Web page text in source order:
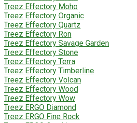
Treez Effectory Moho
Treez Effectory Organic
Treez Effectory Quartz
Treez Effectory Ron
Treez Effectory Savage Garden
Treez Effectory Stone
Treez Effectory Terra
Treez Effectory Timberline
Treez Effectory Volcan
Treez Effectory Wood
Treez Effectory Wow
Treez ERGO Diamond
Treez ERGO Fine Rock